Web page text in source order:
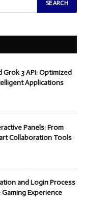
Grok 3 API: Optimized
Applications
Panels: From
Collaboration Tools
and Login Process
Experience